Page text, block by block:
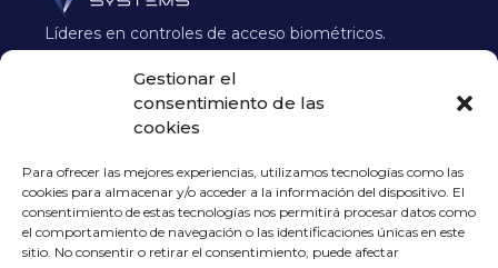
Gestionar el
consentimiento de las
cookies
Para ofrecer las mejores experiencias, utilizamos tecnologías como las
cookies para almacenar y/o acceder a la información del dispositivo. El
consentimiento de estas tecnologías nos permitirá procesar datos como
el comportamiento de navegación o las identificaciones únicas en este
sitio. No consentir o retirar el consentimiento, puede afectar
Líderes en controles de acceso biométricos.
garantizan accesos rápidos, seguros y sin
suplantaciones.
Contacto B2B
info@vulkansystems.com
965 510 362